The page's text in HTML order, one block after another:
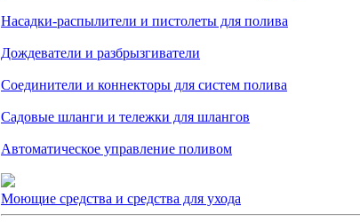
Насадки-распылители и пистолеты для полива
Дождеватели и разбрызгиватели
Соединители и коннекторы для систем полива
Садовые шланги и тележки для шлангов
Автоматическое управление поливом
Моющие средства и средства для ухода